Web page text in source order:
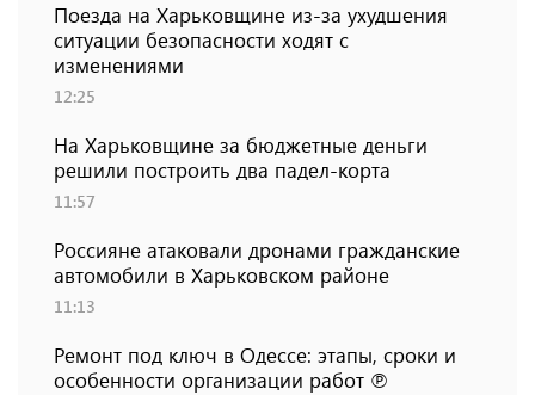
Поезда на Харьковщине из-за ухудшения
ситуации безопасности ходят с
изменениями
12:25
На Харьковщине за бюджетные деньги
решили построить два падел-корта
11:57
Россияне атаковали дронами гражданские
автомобили в Харьковском районе
11:13
Ремонт под ключ в Одессе: этапы, сроки и
особенности организации работ ℗